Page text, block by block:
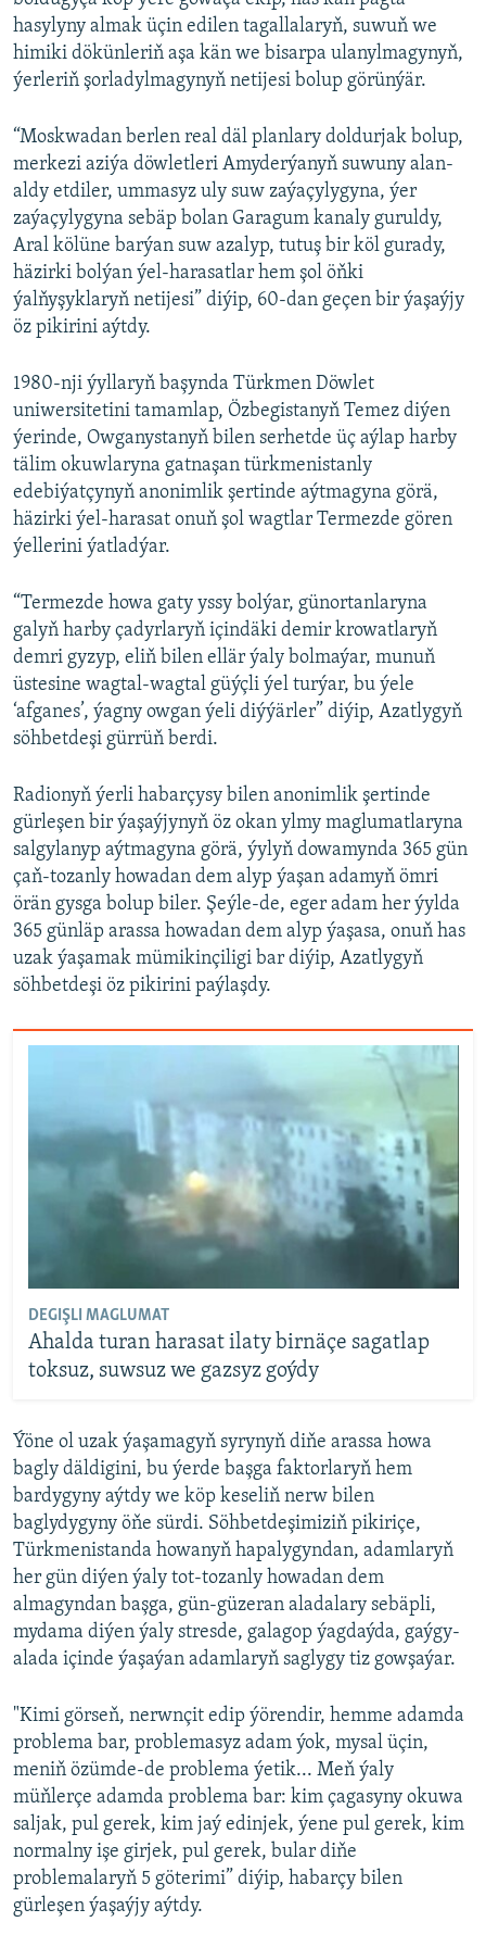
i
d
e
hasylyny almak üçin edilen tagallalaryň, suwuň we
himiki dökünleriň aşa kän we bisarpa ulanylmagynyň,
ýerleriň şorladylmagynyň netijesi bolup görünýär.
“Moskwadan berlen real däl planlary doldurjak bolup,
merkezi aziýa döwletleri Amyderýanyň suwuny alan-
aldy etdiler, ummasyz uly suw zaýaçylygyna, ýer
zaýaçylygyna sebäp bolan Garagum kanaly guruldy,
Aral kölüne barýan suw azalyp, tutuş bir köl gurady,
häzirki bolýan ýel-harasatlar hem şol öňki
ýalňyşyklaryň netijesi” diýip, 60-dan geçen bir ýaşaýjy
öz pikirini aýtdy.
1980-nji ýyllaryň başynda Türkmen Döwlet
uniwersitetini tamamlap, Özbegistanyň Temez diýen
ýerinde, Owganystanyň bilen serhetde üç aýlap harby
tälim okuwlaryna gatnaşan türkmenistanly
edebiýatçynyň anonimlik şertinde aýtmagyna görä,
häzirki ýel-harasat onuň şol wagtlar Termezde gören
ýellerini ýatladýar.
“Termezde howa gaty yssy bolýar, günortanlaryna
galyň harby çadyrlaryň içindäki demir krowatlaryň
demri gyzyp, eliň bilen ellär ýaly bolmaýar, munuň
üstesine wagtal-wagtal güýçli ýel turýar, bu ýele
‘afganes’, ýagny owgan ýeli diýýärler” diýip, Azatlygyň
söhbetdeşi gürrüň berdi.
Radionyň ýerli habarçysy bilen anonimlik şertinde
gürleşen bir ýaşaýjynyň öz okan ylmy maglumatlaryna
salgylanyp aýtmagyna görä, ýylyň dowamynda 365 gün
çaň-tozanly howadan dem alyp ýaşan adamyň ömri
örän gysga bolup biler. Şeýle-de, eger adam her ýylda
365 günläp arassa howadan dem alyp ýaşasa, onuň has
uzak ýaşamak mümikinçiligi bar diýip, Azatlygyň
söhbetdeşi öz pikirini paýlaşdy.
DEGIŞLI MAGLUMAT
Ahalda turan harasat ilaty birnäçe sagatlap
toksuz, suwsuz we gazsyz goýdy
Ýöne ol uzak ýaşamagyň syrynyň diňe arassa howa
bagly däldigini, bu ýerde başga faktorlaryň hem
bardygyny aýtdy we köp keseliň nerw bilen
baglydygyny öňe sürdi. Söhbetdeşimiziň pikiriçe,
Türkmenistanda howanyň hapalygyndan, adamlaryň
her gün diýen ýaly tot-tozanly howadan dem
almagyndan başga, gün-güzeran aladalary sebäpli,
mydama diýen ýaly stresde, galagop ýagdaýda, gaýgy-
alada içinde ýaşaýan adamlaryň saglygy tiz gowşaýar.
"Kimi görseň, nerwnçit edip ýörendir, hemme adamda
problema bar, problemasyz adam ýok, mysal üçin,
meniň özümde-de problema ýetik... Meň ýaly
müňlerçe adamda problema bar: kim çagasyny okuwa
saljak, pul gerek, kim jaý edinjek, ýene pul gerek, kim
normalny işe girjek, pul gerek, bular diňe
problemalaryň 5 göterimi” diýip, habarçy bilen
gürleşen ýaşaýjy aýtdy.